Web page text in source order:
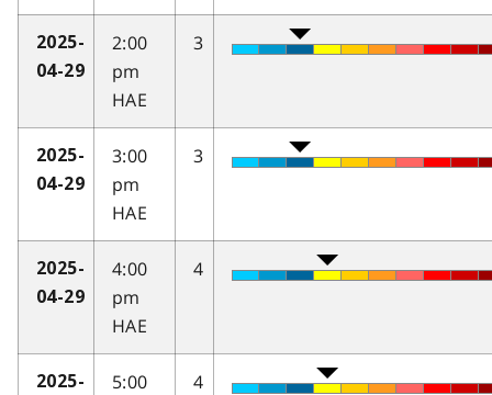
2025-
04-29
2:00
pm
HAE
3
2025-
04-29
3:00
pm
HAE
3
2025-
04-29
4:00
pm
HAE
4
2025-
5:00
4